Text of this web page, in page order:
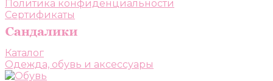
Политика конфиденциальности
Сертификаты
Каталог
Одежда, обувь и аксессуары